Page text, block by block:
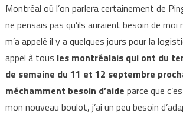
Montréal où l’on parlera certainement de
ne pensais pas qu’ils auraient besoin de
m’a appelé il y a quelques jours pour la
appel à tous les montréalais qui ont du
de semaine du 11 et 12 septembre
méchamment besoin d’aide parce que
mon nouveau boulot, j’ai un peu besoin